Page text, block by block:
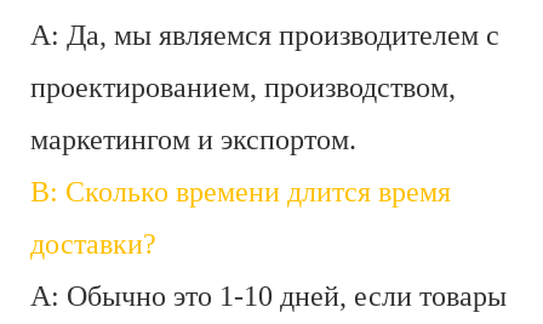
A: Да, мы являемся производителем с
проектированием, производством,
маркетингом и экспортом.
В: Сколько времени длится время
доставки?
A: Обычно это 1-10 дней, если товары